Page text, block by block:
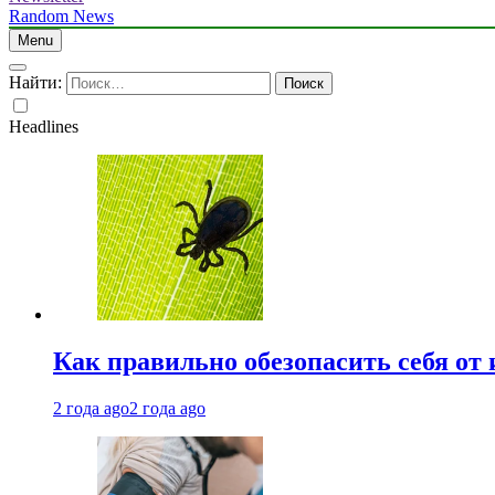
Random News
Menu
Найти:
Headlines
Как правильно обезопасить себя
2 года ago2 года ago